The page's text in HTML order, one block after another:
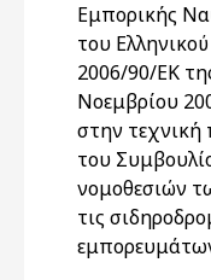
Εμπορικής
του
2006/90/ΕΚ
Νοεμβρίου
στην τεχνική
του
νομοθεσιών
τις